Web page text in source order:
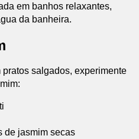
em banhos relaxantes,
da banheira.
salgados, experimente
de jasmim secas